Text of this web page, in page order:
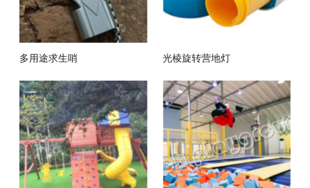
多用途求生哨 光棱旋转营地灯